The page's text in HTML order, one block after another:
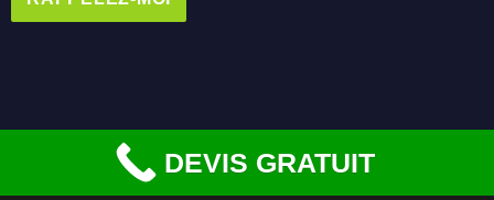
Réparation Volet 1080 Molenbeek — un nom
DEVIS GRATUIT